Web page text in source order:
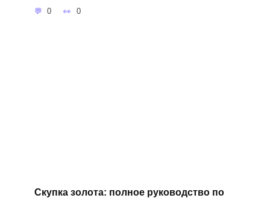
0 0
Скупка золота: полное руководство по